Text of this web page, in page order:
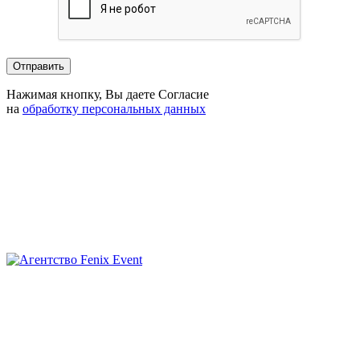
Нажимая кнопку, Вы даете Согласие
на обработку персональных данных
Агентство